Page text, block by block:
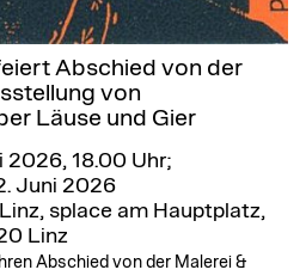
Abschied von der
von
Läuse und Gier
2026, 18.00 Uhr;
Juni 2026
splace am Hauptplatz,
Linz
Abschied von der Malerei &